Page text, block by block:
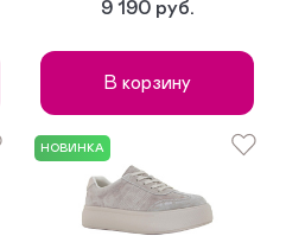
9 190 руб.
В корзину
НОВИНКА